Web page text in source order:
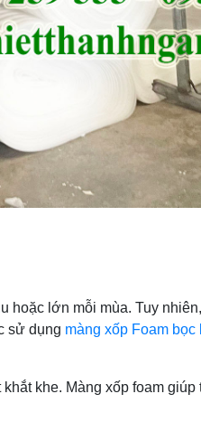
lớn mỗi mùa. Tuy
sử dụng màng xốp Foam bọc
khe. Màng xốp foam